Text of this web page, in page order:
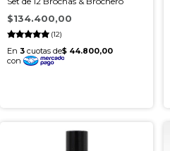
(12)
$134.400,00